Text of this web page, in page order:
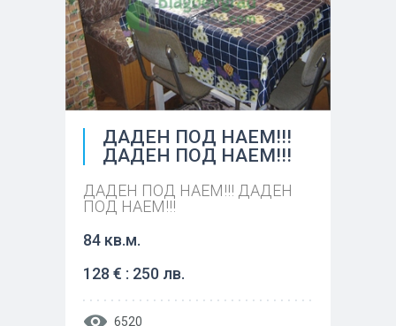
ДАДЕН ПОД НАЕМ!!!
ДАДЕН ПОД НАЕМ!!!
ДАДЕН ПОД НАЕМ!!! ДАДЕН
ПОД НАЕМ!!!
84 кв.м.
128 € : 250 лв.
6520